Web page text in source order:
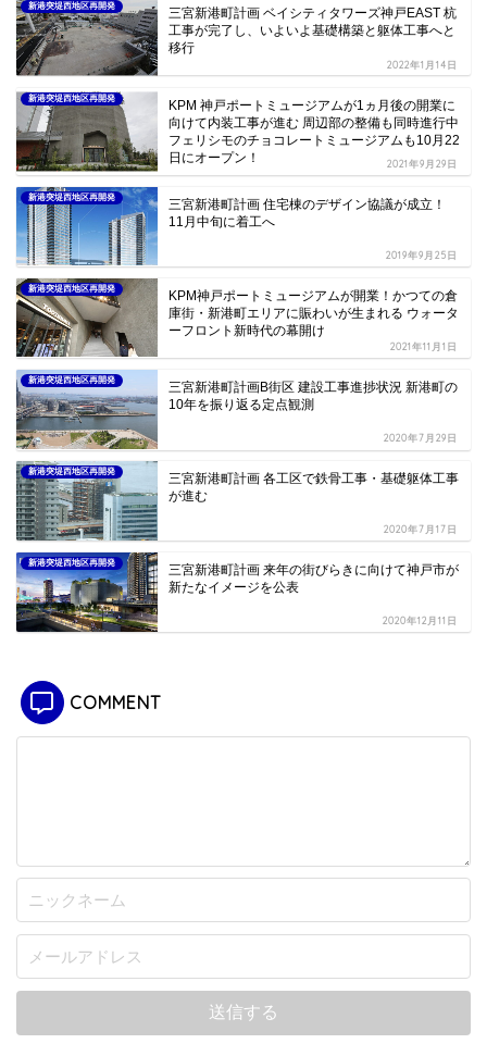
新港突堤西地区再開発
三宮新港町計画 ベイシティタワーズ神戸EAST 杭
工事が完了し、いよいよ基礎構築と躯体工事へと
移行
2022年1月14日
新港突堤西地区再開発
KPM 神戸ポートミュージアムが1ヵ月後の開業に
向けて内装工事が進む 周辺部の整備も同時進行中
フェリシモのチョコレートミュージアムも10月22
日にオープン！
2021年9月29日
新港突堤西地区再開発
三宮新港町計画 住宅棟のデザイン協議が成立！
11月中旬に着工へ
2019年9月25日
新港突堤西地区再開発
KPM神戸ポートミュージアムが開業！かつての倉
庫街・新港町エリアに賑わいが生まれる ウォータ
ーフロント新時代の幕開け
2021年11月1日
新港突堤西地区再開発
三宮新港町計画B街区 建設工事進捗状況 新港町の
10年を振り返る定点観測
2020年7月29日
新港突堤西地区再開発
三宮新港町計画 各工区で鉄骨工事・基礎躯体工事
が進む
2020年7月17日
新港突堤西地区再開発
三宮新港町計画 来年の街びらきに向けて神戸市が
新たなイメージを公表
2020年12月11日
COMMENT